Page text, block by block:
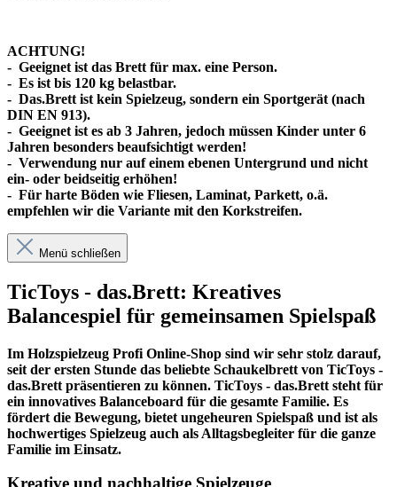
ACHTUNG!
- Geeignet ist das Brett für max. eine Person.
- Es ist bis 120 kg belastbar.
- Das.Brett ist kein Spielzeug, sondern ein Sportgerät (nach
DIN EN 913).
- Geeignet ist es ab 3 Jahren, jedoch müssen Kinder unter 6
Jahren besonders beaufsichtigt werden!
- Verwendung nur auf einem ebenen Untergrund und nicht
ein- oder beidseitig erhöhen!
- Für harte Böden wie Fliesen, Laminat, Parkett, o.ä.
empfehlen wir die Variante mit den Korkstreifen.
Menü schließen
TicToys - das.Brett: Kreatives
Balancespiel für gemeinsamen Spielspaß
Im Holzspielzeug Profi Online-Shop sind wir sehr stolz darauf,
seit der ersten Stunde das beliebte Schaukelbrett von TicToys -
das.Brett präsentieren zu können. TicToys - das.Brett steht für
ein innovatives Balanceboard für die gesamte Familie. Es
fördert die Bewegung, bietet ungeheuren Spielspaß und ist als
hochwertiges Spielzeug auch als Alltagsbegleiter für die ganze
Familie im Einsatz.